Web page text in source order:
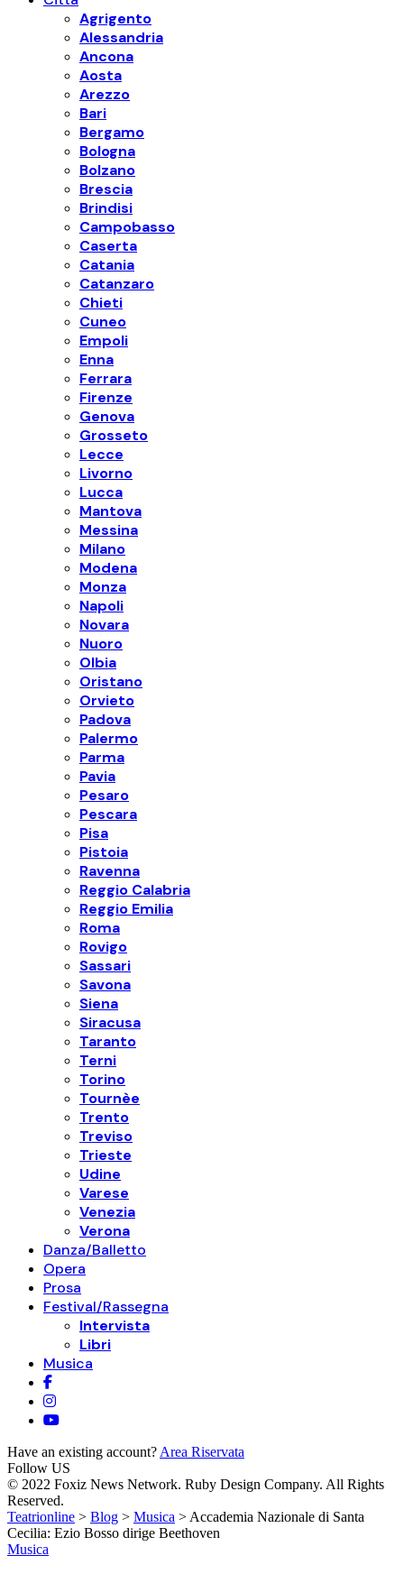
Agrigento
Alessandria
Ancona
Aosta
Arezzo
Bari
Bergamo
Bologna
Bolzano
Brescia
Brindisi
Campobasso
Caserta
Catania
Catanzaro
Chieti
Cuneo
Empoli
Enna
Ferrara
Firenze
Genova
Grosseto
Lecce
Livorno
Lucca
Mantova
Messina
Milano
Modena
Monza
Napoli
Novara
Nuoro
Olbia
Oristano
Orvieto
Padova
Palermo
Parma
Pavia
Pesaro
Pescara
Pisa
Pistoia
Ravenna
Reggio Calabria
Reggio Emilia
Roma
Rovigo
Sassari
Savona
Siena
Siracusa
Taranto
Terni
Torino
Tournèe
Trento
Treviso
Trieste
Udine
Varese
Venezia
Verona
Danza/Balletto
Opera
Prosa
Festival/Rassegna
Intervista
Libri
Musica
Have an existing account? Area Riservata
Follow US
© 2022 Foxiz News Network. Ruby Design Company. All Rights
Reserved.
Teatrionline > Blog > Musica > Accademia Nazionale di Santa
Cecilia: Ezio Bosso dirige Beethoven
Musica